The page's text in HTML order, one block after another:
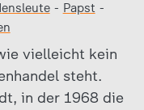
- Papst -
vielleicht kein
steht.
in der 1968 die